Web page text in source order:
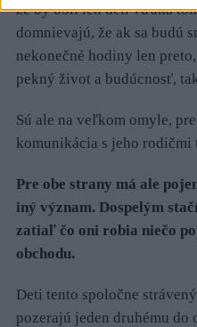
že by boli ich deti vďaka
domnievajú, že ak sa budú
nekonečné hodiny len
pekný život a budúcnosť,
Sú ale na veľkom omyle,
komunikácia s jeho rodičmi
Pre obe strany má ale
iný význam. Dospelým
zatiaľ čo oni robia niečo
obchodu.
Deti tento spoločne
pozerajú jeden druhému do